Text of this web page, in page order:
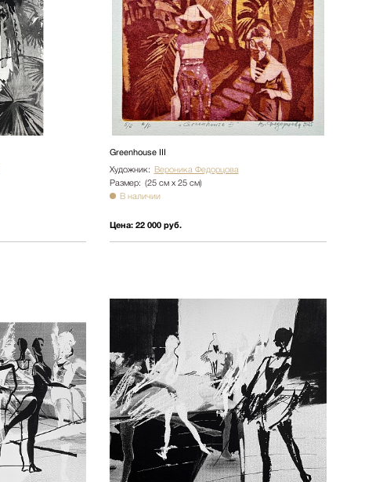
Абстракционизм
Абстрактный
импрессионизм
Поп-арт
Цветная
Greenhouse III
Художник: Вероника Федорцова
Размер: (25 см х 25 см)
В наличии
Цена:22 000 руб.